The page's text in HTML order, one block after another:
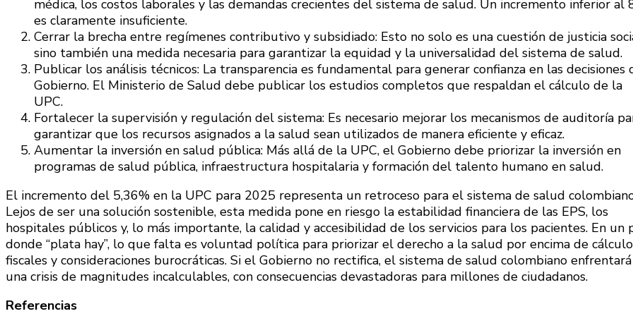
médica, los costos laborales y las demandas crecientes del sistema de salud. Un incremento inferior al
es claramente insuficiente.
Cerrar la brecha entre regímenes contributivo y subsidiado: Esto no solo es una cuestión de justicia
sino también una medida necesaria para garantizar la equidad y la universalidad del sistema de salud.
Publicar los análisis técnicos: La transparencia es fundamental para generar confianza en las decisiones
Gobierno. El Ministerio de Salud debe publicar los estudios completos que respaldan el cálculo de la
UPC.
Fortalecer la supervisión y regulación del sistema: Es necesario mejorar los mecanismos de auditoría
garantizar que los recursos asignados a la salud sean utilizados de manera eficiente y eficaz.
Aumentar la inversión en salud pública: Más allá de la UPC, el Gobierno debe priorizar la inversión en
programas de salud pública, infraestructura hospitalaria y formación del talento humano en salud.
El incremento del 5,36% en la UPC para 2025 representa un retroceso para el sistema de salud
Lejos de ser una solución sostenible, esta medida pone en riesgo la estabilidad financiera de las EPS, los
hospitales públicos y, lo más importante, la calidad y accesibilidad de los servicios para los pacientes. En un
donde “plata hay”, lo que falta es voluntad política para priorizar el derecho a la salud por encima de
fiscales y consideraciones burocráticas. Si el Gobierno no rectifica, el sistema de salud colombiano enfrentará
una crisis de magnitudes incalculables, con consecuencias devastadoras para millones de ciudadanos.
Referencias